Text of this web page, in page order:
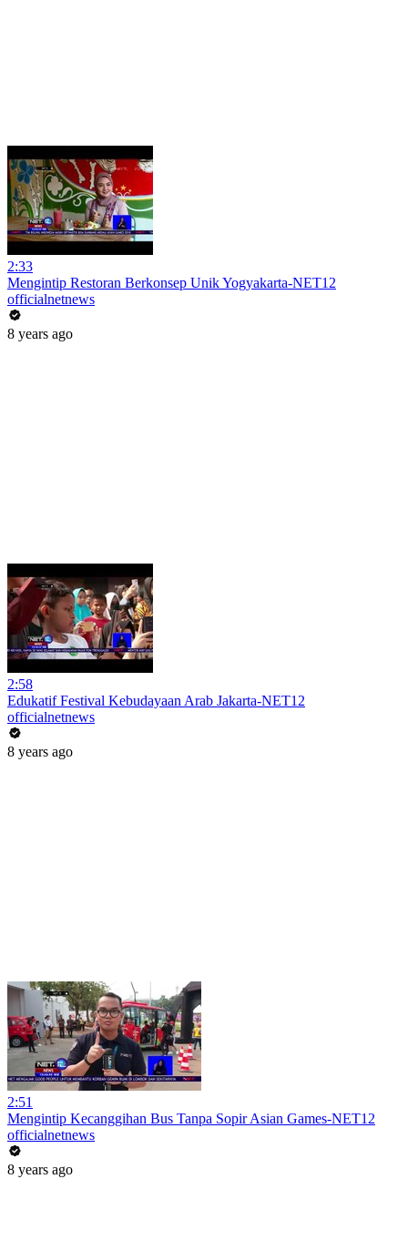
2:33
Mengintip Restoran Berkonsep Unik Yogyakarta-NET12
officialnetnews
8 years ago
2:58
Edukatif Festival Kebudayaan Arab Jakarta-NET12
officialnetnews
8 years ago
2:51
Mengintip Kecanggihan Bus Tanpa Sopir Asian Games-NET12
officialnetnews
8 years ago